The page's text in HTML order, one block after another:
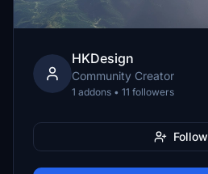
HKDesign
Community Creator
1 addons • 11 followers
Follow